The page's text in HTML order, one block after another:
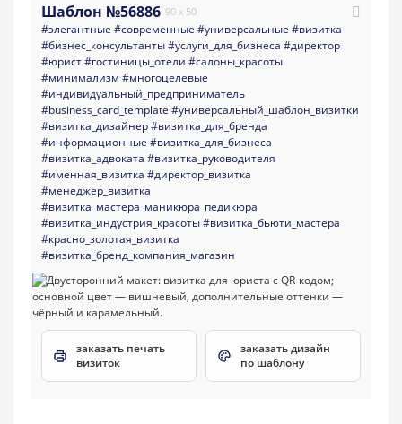
Шаблон №56886 90 x 50
#элегантные #современные #универсальные #визитка
#бизнес_консультанты#услуги_для_бизнеса #директор
#юрист#гостиницы_отели #салоны_красоты
#минимализм #многоцелевые
#индивидуальный_предприниматель
#business_card_template #универсальный_шаблон_визитки
#визитка_дизайнер#визитка_для_бренда
#информационные #визитка_для_бизнеса
#визитка_адвоката #визитка_руководителя
#именная_визитка #директор_визитка
#менеджер_визитка
#визитка_мастера_маникюра_педикюра
#визитка_индустрия_красоты#визитка_бьюти_мастера
#красно_золотая_визитка
#визитка_бренд_компания_магазин
заказать печать
визиток
заказать дизайн
по шаблону